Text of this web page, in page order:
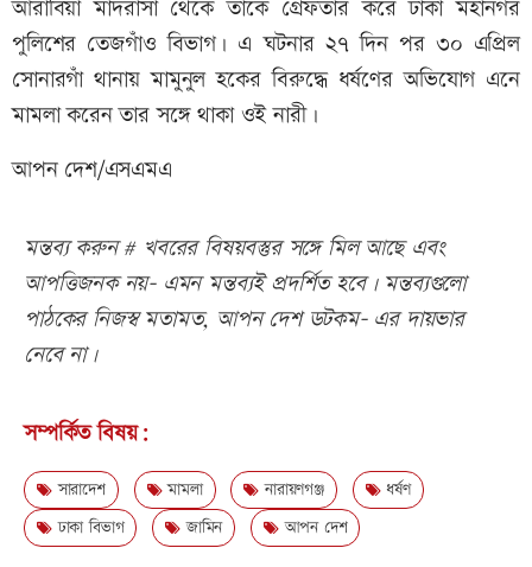
আরাবিয়া মাদরাসা থেকে তাকে গ্রেফতার করে ঢাকা মহানগর
পুলিশের তেজগাঁও বিভাগ। এ ঘটনার ২৭ দিন পর ৩০ এপ্রিল
সোনারগাঁ থানায় মামুনুল হকের বিরুদ্ধে ধর্ষণের অভিযোগ এনে
মামলা করেন তার সঙ্গে থাকা ওই নারী।
আপন দেশ/এসএমএ
মন্তব্য করুন # খবরের বিষয়বস্তুর সঙ্গে মিল আছে এবং
আপত্তিজনক নয়- এমন মন্তব্যই প্রদর্শিত হবে। মন্তব্যগুলো
পাঠকের নিজস্ব মতামত, আপন দেশ ডটকম- এর দায়ভার
নেবে না।
সম্পর্কিত বিষয়:
সারাদেশ মামলা নারায়ণগঞ্জ
ধর্ষণ
ঢাকা বিভাগ
জামিন আপন দেশ